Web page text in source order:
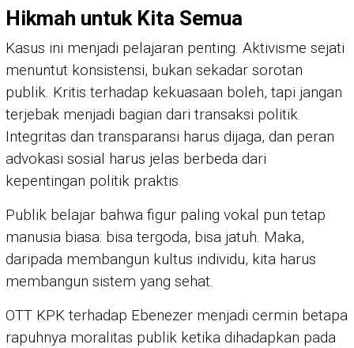
Hikmah untuk Kita Semua
Kasus ini menjadi pelajaran penting. Aktivisme sejati
menuntut konsistensi, bukan sekadar sorotan
publik. Kritis terhadap kekuasaan boleh, tapi jangan
terjebak menjadi bagian dari transaksi politik.
Integritas dan transparansi harus dijaga, dan peran
advokasi sosial harus jelas berbeda dari
kepentingan politik praktis.
Publik belajar bahwa figur paling vokal pun tetap
manusia biasa: bisa tergoda, bisa jatuh. Maka,
daripada membangun kultus individu, kita harus
membangun sistem yang sehat.
OTT KPK terhadap Ebenezer menjadi cermin betapa
rapuhnya moralitas publik ketika dihadapkan pada